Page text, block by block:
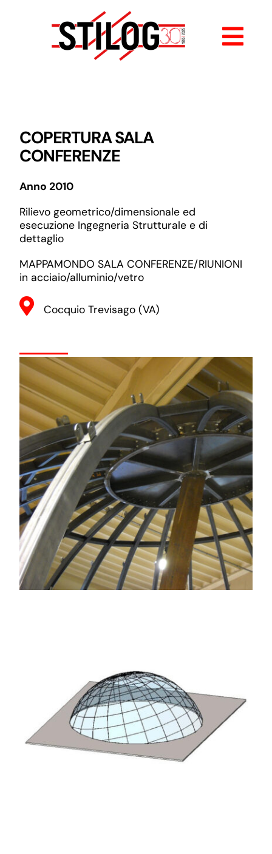
SERVIZI
COPERTURA SALA
CONFERENZE
Anno 2010
Rilievo geometrico/dimensionale ed
esecuzione Ingegneria Strutturale e di
dettaglio
MAPPAMONDO SALA CONFERENZE/RIUNIONI
in acciaio/alluminio/vetro
Cocquio Trevisago (VA)